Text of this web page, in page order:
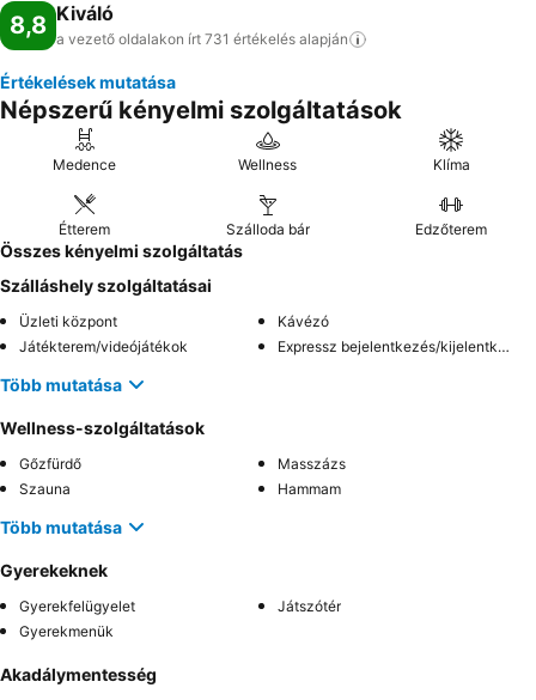
8,8 Kiváló
a vezető oldalakon írt 731 értékelés alapján
Értékelések mutatása
Népszerű kényelmi szolgáltatások
Medence Wellness Klíma
Étterem Szálloda bár Edzőterem
Összes kényelmi szolgáltatás
Szálláshely szolgáltatásai
Üzleti központ
Kávézó
Játékterem/videójátékok
Expressz bejelentkezés/kijelentkezés
Több mutatása
Wellness-szolgáltatások
Gőzfürdő
Masszázs
Szauna
Hammam
Több mutatása
Gyerekeknek
Gyerekfelügyelet
Játszótér
Gyerekmenük
Akadálymentesség